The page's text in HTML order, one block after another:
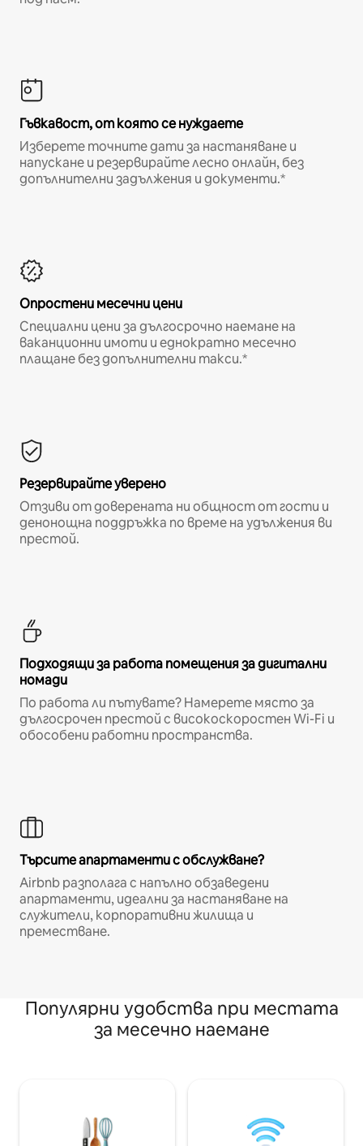
Гъвкавост, от която се нуждаете
Изберете точните дати за настаняване и
напускане и резервирайте лесно онлайн, без
допълнителни задължения и документи.*
Опростени месечни цени
Специални цени за дългосрочно наемане на
ваканционни имоти и еднократно месечно
плащане без допълнителни такси.*
Резервирайте уверено
Отзиви от доверената ни общност от гости и
денонощна поддръжка по време на удължения ви
престой.
Подходящи за работа помещения за дигитални
номади
По работа ли пътувате? Намерете място за
дългосрочен престой с високоскоростен Wi-Fi и
обособени работни пространства.
Търсите апартаменти с обслужване?
Airbnb разполага с напълно обзаведени
апартаменти, идеални за настаняване на
служители, корпоративни жилища и
преместване.
Популярни удобства при местата
за месечно наемане